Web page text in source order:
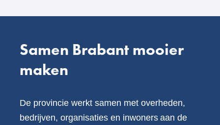
Samen Brabant mooier
maken
De provincie werkt samen met overheden,
bedrijven, organisaties en inwoners aan de